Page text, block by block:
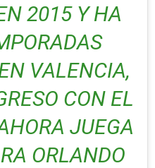
2015 Y HA
VALENCIA,
CON EL
JUEGA
ORLANDO